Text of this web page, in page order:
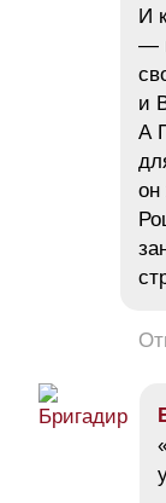
И
—
и
А
он